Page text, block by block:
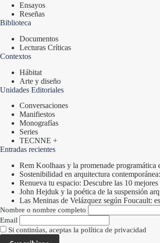
Ensayos
Reseñas
Biblioteca
Documentos
Lecturas Críticas
Contextos
Hábitat
Arte y diseño
Unidades Editoriales
Conversaciones
Manifiestos
Monografías
Series
TECNNE +
Entradas recientes
Rem Koolhaas y la promenade programática
Sostenibilidad en arquitectura
Renueva tu espacio: Descubre las 10
John Hejduk y la poética de la suspensión
Las Meninas de Velázquez según Foucault:
Nombre o nombre completo
Email
Si continúas, aceptas la política de privacidad